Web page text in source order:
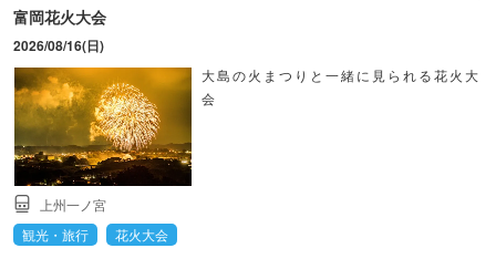
富岡花火大会
2026/08/16(日)
大島の火まつりと一緒に見られる花火大
会
上州一ノ宮
観光・旅行
花火大会